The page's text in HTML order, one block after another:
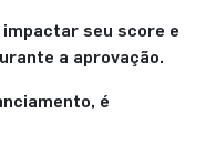
seu score e
a aprovação.
é